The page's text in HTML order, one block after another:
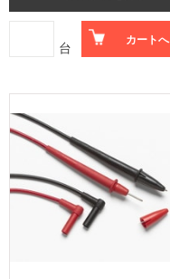
台 カートへ